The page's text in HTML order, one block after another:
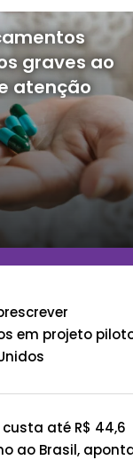
graves ao
atenção
em projeto
até R$ 44,6
ao Brasil,